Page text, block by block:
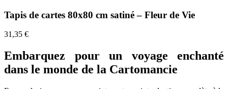
Tapis de cartes 80x80 cm satiné – Fleur de Vie
31,35 €
Embarquez pour un voyage enchanté
dans le monde de la Cartomancie